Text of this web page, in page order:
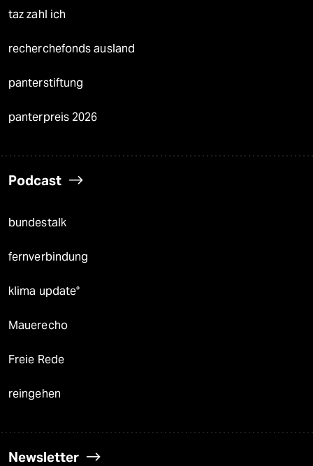
taz zahl ich
recherchefonds ausland
panterstiftung
panterpreis 2026
Podcast
bundestalk
fernverbindung
klima update°
Mauerecho
Freie Rede
reingehen
Newsletter